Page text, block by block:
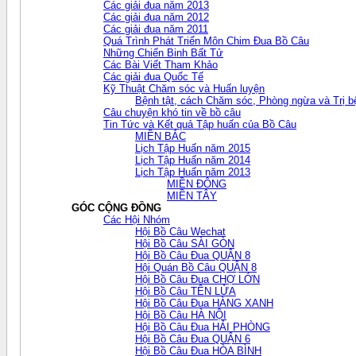
Các giải đua năm 2013
Các giải đua năm 2012
Các giải đua năm 2011
Quá Trình Phát Triển Môn Chim Đua Bồ Câu
Những Chiến Binh Bất Tử
Các Bài Viết Tham Khảo
Các giải đua Quốc Tế
Kỹ Thuật Chăm sóc và Huấn luyện
Bệnh tật, cách Chăm sóc, Phòng ngừa và Trị
Câu chuyện khó tin về bồ câu
Tin Tức và Kết quả Tập huấn của Bồ Câu
MIỀN BẮC
Lịch Tập Huấn năm 2015
Lịch Tập Huấn năm 2014
Lịch Tập Huấn năm 2013
MIỀN ĐÔNG
MIỀN TÂY
GÓC CỘNG ĐỒNG
Các Hội Nhóm
Hội Bồ Câu Wechat
Hội Bồ Câu SÀI GÒN
Hội Bồ Câu Đua QUẬN 8
Hội Quán Bồ Câu QUẬN 8
Hội Bồ Câu Đua CHỢ LỚN
Hội Bồ Câu TÊN LỬA
Hội Bồ Câu Đua HÀNG XANH
Hội Bồ Câu HÀ NỘI
Hội Bồ Câu Đua HẢI PHÒNG
Hội Bồ Câu Đua QUẬN 6
Hội Bồ Câu Đua HÒA BÌNH